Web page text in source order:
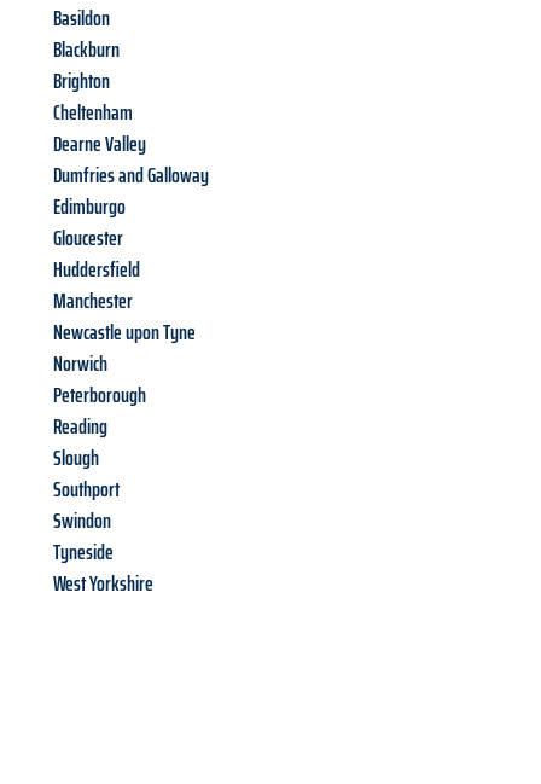
Basildon
Blackburn
Brighton
Cheltenham
Dearne Valley
Dumfries and Galloway
Edimburgo
Gloucester
Huddersfield
Manchester
Newcastle upon Tyne
Norwich
Peterborough
Reading
Slough
Southport
Swindon
Tyneside
West Yorkshire